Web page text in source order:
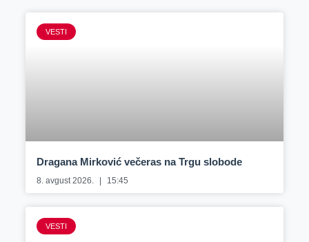
VESTI
Dragana Mirković večeras na Trgu slobode
8. avgust 2026. 15:45
VESTI